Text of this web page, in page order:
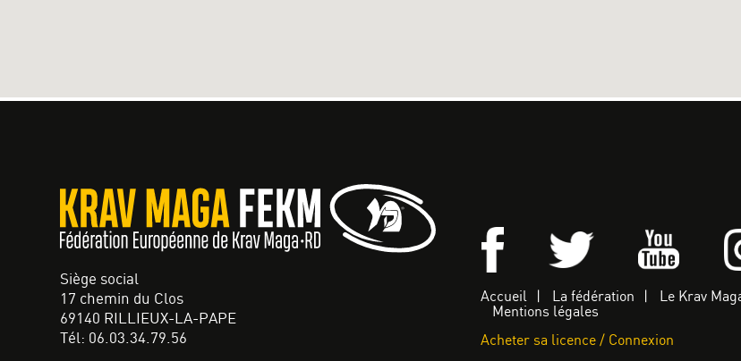
Siège social
17 chemin du Clos
69140 RILLIEUX-LA-PAPE
Tél: 06.03.34.79.56
Accueil La fédération Le Krav
Mentions légales
Acheter sa licence / Connexion